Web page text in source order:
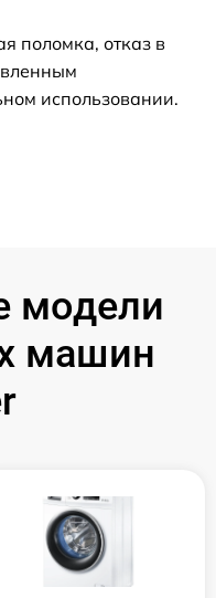
поломка, отказ в
использовании.
модели
машин